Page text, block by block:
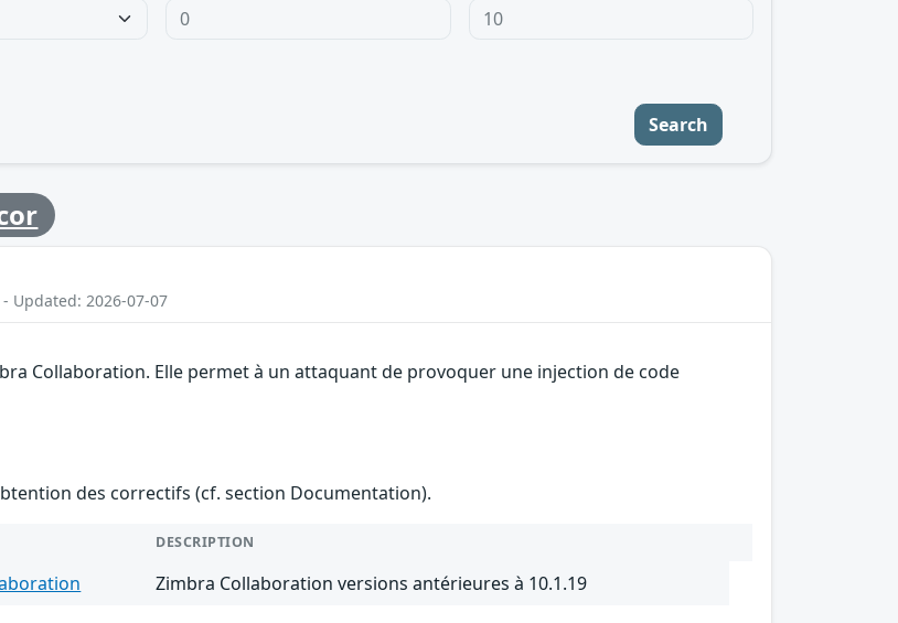
Search
Updated: 2026-07-07
Collaboration. Elle permet à un attaquant de provoquer une injection de code
des correctifs (cf. section Documentation).
DESCRIPTION
Zimbra Collaboration versions antérieures à 10.1.19